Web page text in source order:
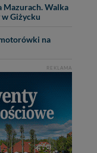
Mazurach. Walka
w Giżycku
na
REKLAMA